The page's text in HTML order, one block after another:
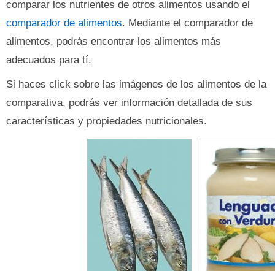
comparar los nutrientes de otros alimentos usando el
comparador de alimentos. Mediante el comparador de
alimentos, podrás encontrar los alimentos más
adecuados para tí.
Si haces click sobre las imágenes de los alimentos de la
comparativa, podrás ver información detallada de sus
características y propiedades nutricionales.